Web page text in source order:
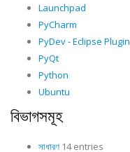
Launchpad
PyCharm
PyDev - Eclipse Plugin
PyQt
Python
Ubuntu
বিভাগসমূহ
সাধারণ 14 entries